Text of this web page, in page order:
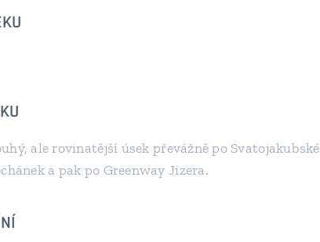
ale rovinatější úsek převážně po Svatojakubské
a pak po Greenway Jizera.